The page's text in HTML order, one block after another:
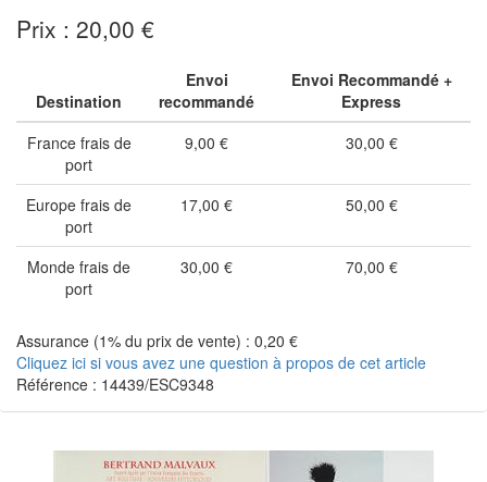
Prix : 20,00 €
Destination
Envoi
recommandé
Envoi Recommandé +
Express
France frais de
port
9,00 € 30,00 €
Europe frais de
port
17,00 € 50,00 €
Monde frais de
port
30,00 € 70,00 €
Assurance (1% du prix de vente) : 0,20 €
Cliquez ici si vous avez une question à propos de cet article
Référence : 14439/ESC9348